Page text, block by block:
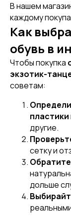
В нашем
каждому
Как
обувь в
Чтобы покупка
экзотик-
советам:
пластики
другие.
сетку и
дольше
[ CERTIFICATE]
ПОДАРОЧНЫЙ
[ CUSTOM
ПОШИВ
[ CUSTOM